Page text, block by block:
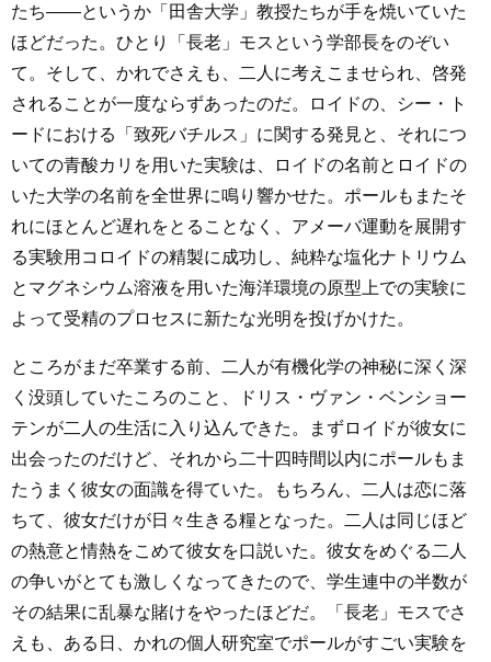
たち――というか「田舎大学」教授たちが手を焼いていた
ほどだった。ひとり「長老」モスという学部長をのぞい
て。そして、かれでさえも、二人に考えこませられ、啓発
されることが一度ならずあったのだ。ロイドの、シー・ト
ードにおける「致死バチルス」に関する発見と、それにつ
いての青酸カリを用いた実験は、ロイドの名前とロイドの
いた大学の名前を全世界に鳴り響かせた。ポールもまたそ
れにほとんど遅れをとることなく、アメーバ運動を展開す
る実験用コロイドの精製に成功し、純粋な塩化ナトリウム
とマグネシウム溶液を用いた海洋環境の原型上での実験に
よって受精のプロセスに新たな光明を投げかけた。
ところがまだ卒業する前、二人が有機化学の神秘に深く深
く没頭していたころのこと、ドリス・ヴァン・ベンショー
テンが二人の生活に入り込んできた。まずロイドが彼女に
出会ったのだけど、それから二十四時間以内にポールもま
たうまく彼女の面識を得ていた。もちろん、二人は恋に落
ちて、彼女だけが日々生きる糧となった。二人は同じほど
の熱意と情熱をこめて彼女を口説いた。彼女をめぐる二人
の争いがとても激しくなってきたので、学生連中の半数が
その結果に乱暴な賭けをやったほどだ。「長老」モスでさ
えも、ある日、かれの個人研究室でポールがすごい実験を